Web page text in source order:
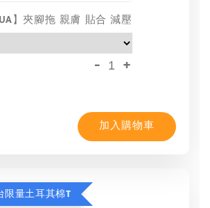
】夾腳拖 親膚 貼合 減壓
- +
加入購物車
限量土耳其棉T